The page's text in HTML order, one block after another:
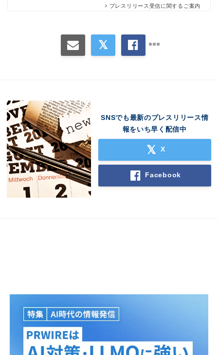
プレスリリース受信に関するご案内
SNSでも最新のプレスリリース情
報をいち早く配信中
X
Facebook